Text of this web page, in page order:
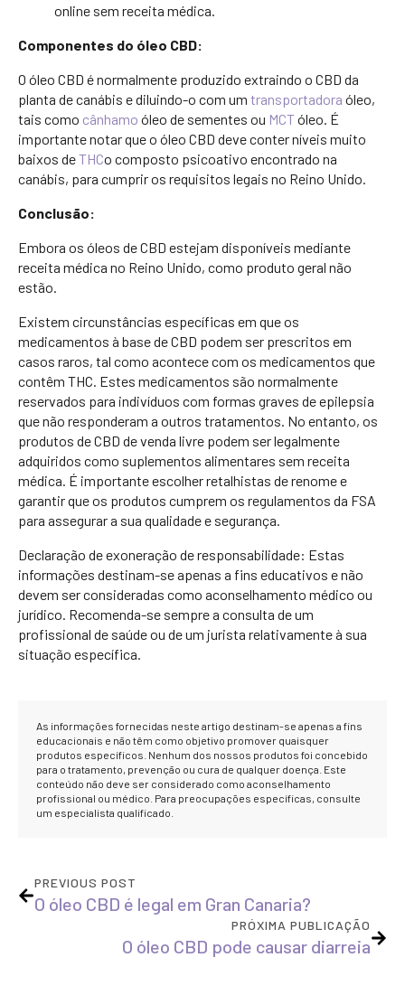
online sem receita médica.
Componentes do óleo CBD:
O óleo CBD é normalmente produzido extraindo o CBD da
planta de canábis e diluindo-o com um transportadora óleo,
tais como cânhamo óleo de sementes ou MCTóleo. É
importante notar que o óleo CBD deve conter níveis muito
baixos deTHCo composto psicoativo encontrado na
canábis, para cumprir os requisitos legais no Reino Unido.
Conclusão:
Embora os óleos de CBD estejam disponíveis mediante
receita médica no Reino Unido, como produto geral não
estão.
Existem circunstâncias específicas em que os
medicamentos à base de CBD podem ser prescritos em
casos raros, tal como acontece com os medicamentos que
contêm THC. Estes medicamentos são normalmente
reservados para indivíduos com formas graves de epilepsia
que não responderam a outros tratamentos. No entanto, os
produtos de CBD de venda livre podem ser legalmente
adquiridos como suplementos alimentares sem receita
médica. É importante escolher retalhistas de renome e
garantir que os produtos cumprem os regulamentos da FSA
para assegurar a sua qualidade e segurança.
Declaração de exoneração de responsabilidade: Estas
informações destinam-se apenas a fins educativos e não
devem ser consideradas como aconselhamento médico ou
jurídico. Recomenda-se sempre a consulta de um
profissional de saúde ou de um jurista relativamente à sua
situação específica.
As informações fornecidas neste artigo destinam-se apenas a fins
educacionais e não têm como objetivo promover quaisquer
produtos específicos. Nenhum dos nossos produtos foi concebido
para o tratamento, prevenção ou cura de qualquer doença. Este
conteúdo não deve ser considerado como aconselhamento
profissional ou médico. Para preocupações específicas, consulte
um especialista qualificado.
PREVIOUS POST
O óleo CBD é legal em Gran Canaria?
PRÓXIMA PUBLICAÇÃO
O óleo CBD pode causar diarreia